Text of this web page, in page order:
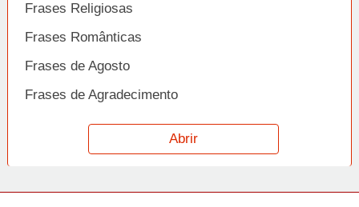
Frases Religiosas
Frases Românticas
Frases de Agosto
Frases de Agradecimento
Frases de Amizade
Frases de Amor
Abrir